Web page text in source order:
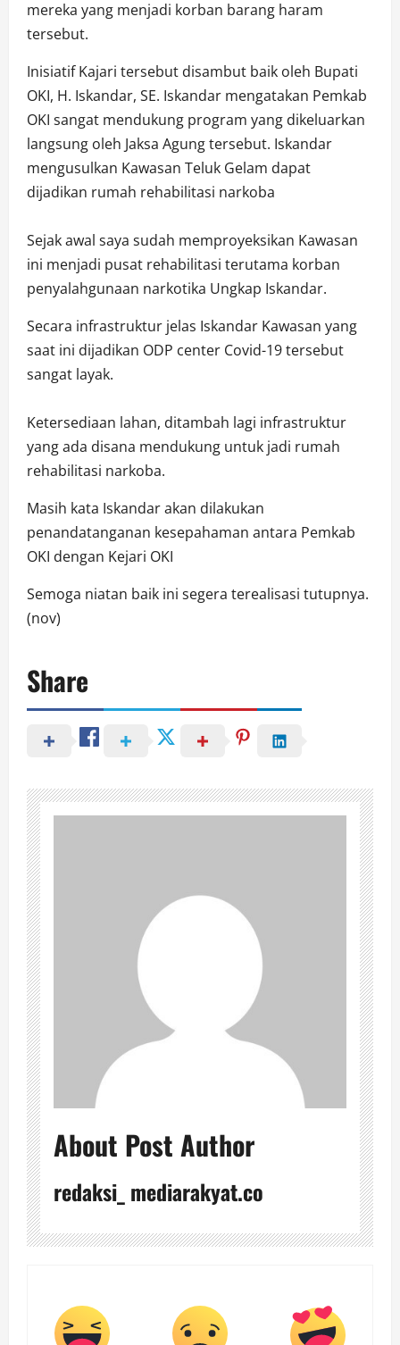
mereka yang menjadi korban barang haram
tersebut.
Inisiatif Kajari tersebut disambut baik oleh Bupati
OKI, H. Iskandar, SE. Iskandar mengatakan Pemkab
OKI sangat mendukung program yang dikeluarkan
langsung oleh Jaksa Agung tersebut. Iskandar
mengusulkan Kawasan Teluk Gelam dapat
dijadikan rumah rehabilitasi narkoba
Sejak awal saya sudah memproyeksikan Kawasan
ini menjadi pusat rehabilitasi terutama korban
penyalahgunaan narkotika Ungkap Iskandar.
Secara infrastruktur jelas Iskandar Kawasan yang
saat ini dijadikan ODP center Covid-19 tersebut
sangat layak.
Ketersediaan lahan, ditambah lagi infrastruktur
yang ada disana mendukung untuk jadi rumah
rehabilitasi narkoba.
Masih kata Iskandar akan dilakukan
penandatanganan kesepahaman antara Pemkab
OKI dengan Kejari OKI
Semoga niatan baik ini segera terealisasi tutupnya.
(nov)
Share
About Post Author
redaksi_ mediarakyat.co